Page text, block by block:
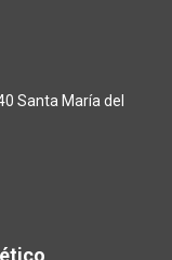
Santa María del